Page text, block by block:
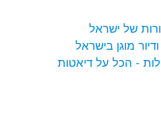
של ישראל
מוגן בישראל
- הכל על דיאטות